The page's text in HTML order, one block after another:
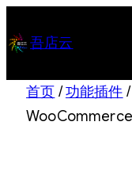
至 吾店云
首页 /功能插件